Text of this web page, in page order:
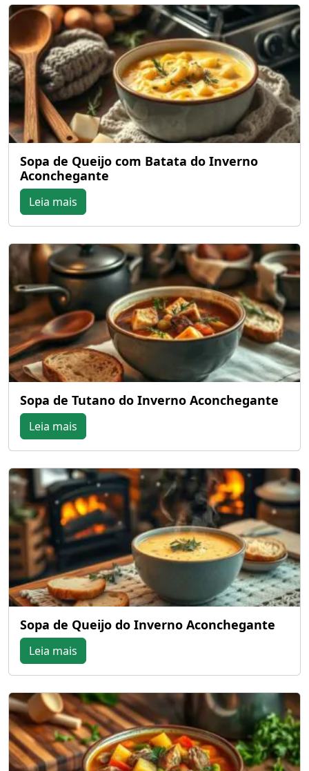
Sopa de Queijo com Batata do Inverno
Aconchegante
Leia mais
Sopa de Tutano do Inverno Aconchegante
Leia mais
Sopa de Queijo do Inverno Aconchegante
Leia mais